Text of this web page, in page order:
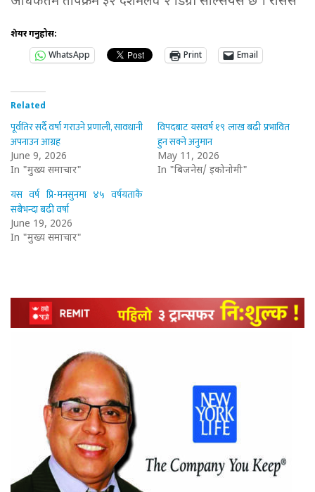
शेयर गर्नुहोस:
WhatsApp
Print Email
Related
पूर्वतिर सर्दै वर्षा गराउने प्रणाली, सावधानी
अपनाउन आग्रह
June 9, 2026
In "मुख्य समाचार"
विपदबाट यसवर्ष १९ लाख बढी प्रभावित
हुन सक्ने अनुमान
May 11, 2026
In "बिजनेस/ इकोनोमी"
यस वर्ष प्रि-मनसुनमा ४५ वर्षयताकै
सबैभन्दा बढी वर्षा
June 19, 2026
In "मुख्य समाचार"